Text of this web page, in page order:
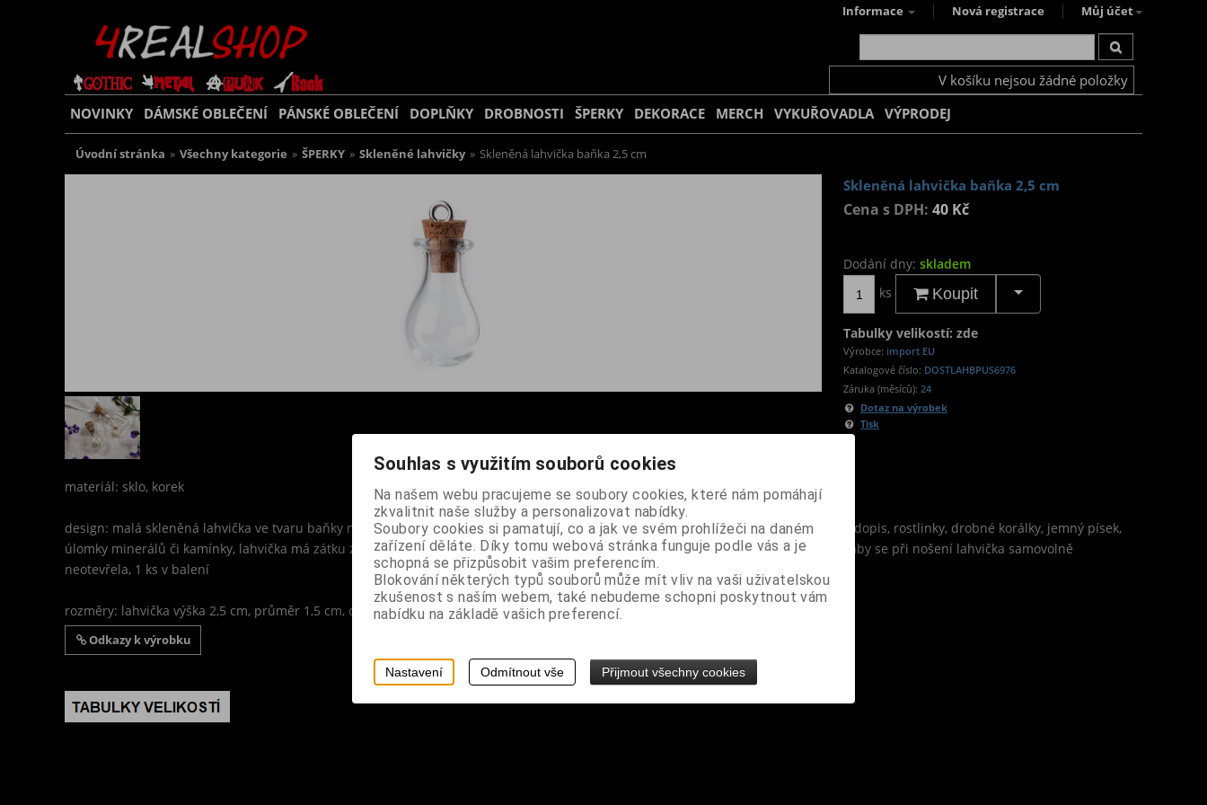
Informace Nová registrace Můj účet
V košíku nejsou žádné položky
NOVINKY DÁMSKÉ OBLEČENÍ PÁNSKÉ OBLEČENÍ DOPLŇKY DROBNOSTI ŠPERKY DEKORACE MERCH VYKUŘOVADLA VÝPRODEJ
Úvodní stránka » Všechny kategorie » ŠPERKY » Skleněné lahvičky » Skleněná lahvička baňka 2,5 cm
Skleněná lahvička baňka 2,5 cm
Cena s DPH: 40 Kč
Dodání dny: skladem
ks
Koupit
Tabulky velikostí: zde
Výrobce: import EU
Katalogové číslo: DOSTLAHBPUS6976
Záruka (měsíců): 24
Dotaz na výrobek
Tisk
materiál: sklo, korek
design: malá skleněná lahvička ve tvaru baňky na přípravu magických šperků, vhodná na jakoukoli vaší neřest, hříšné požitky, malý dopis, rostlinky, drobné korálky, jemný písek,
úlomky minerálů či kamínky, lahvička má zátku z korku a očko k zavěšení na šňůrku, doporučujeme korkovou zátku do hrdla vlepit, aby se při nošení lahvička samovolně
neotevřela, 1 ks v balení
rozměry: lahvička výška 2,5 cm, průměr 1,5 cm, objem 1,5 ml
Odkazy k výrobku
Souhlas s využitím souborů cookies
Na našem webu pracujeme se soubory cookies, které nám pomáhají
zkvalitnit naše služby a personalizovat nabídky.
Soubory cookies si pamatují, co a jak ve svém prohlížeči na daném
zařízení děláte. Díky tomu webová stránka funguje podle vás a je
schopná se přizpůsobit vašim preferencím.
Blokování některých typů souborů může mít vliv na vaši uživatelskou
zkušenost s naším webem, také nebudeme schopni poskytnout vám
nabídku na základě vašich preferencí.
Nastavení Odmítnout vše Přijmout všechny cookies